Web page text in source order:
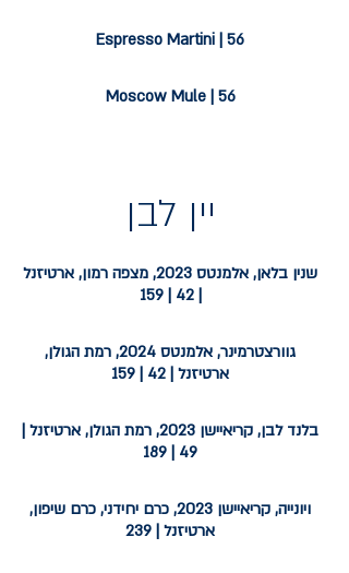
Espresso Martini | 56
Moscow Mule | 56
יין לבן
שנין בלאן, אלמנטס 2023, מצפה רמון, ארטיזנל
| 42 | 159
גוורצטרמינר, אלמנטס 2024, רמת הגולן,
ארטיזנל | 42 | 159
בלנד לבן, קריאיישן 2023, רמת הגולן, ארטיזנל |
49 | 189
ויונייה, קריאיישן 2023, כרם יחידני, כרם שיפון,
ארטיזנל | 239